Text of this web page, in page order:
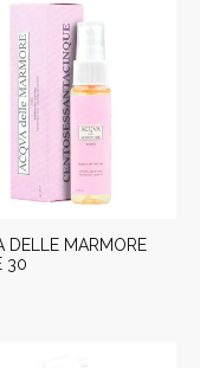
DELLE MARMORE
30